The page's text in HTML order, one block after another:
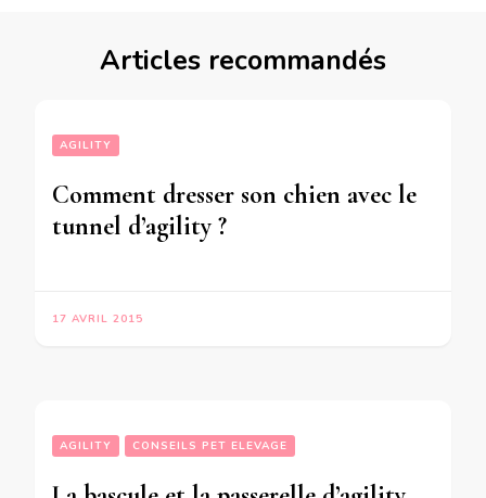
Articles recommandés
AGILITY
Comment dresser son chien avec le
tunnel d’agility ?
17 AVRIL 2015
AGILITY CONSEILS PET ELEVAGE